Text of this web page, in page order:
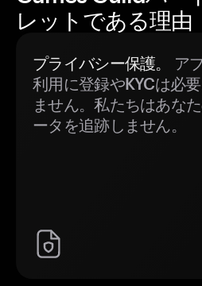
レットである理由
プライバシー保護。
ア
利用に登録やKYCは必
ません。私たちはあな
ータを追跡しません。